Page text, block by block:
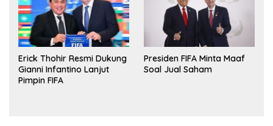
Erick Thohir Resmi Dukung
Gianni Infantino Lanjut
Pimpin FIFA
Presiden FIFA Minta Maaf
Soal Jual Saham